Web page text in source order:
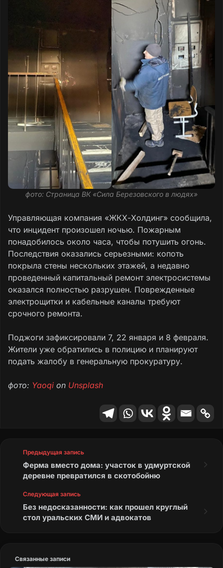
фото: Страница ВК «Сила Березовского в людях»
Управляющая компания «ЖКХ-Холдинг» сообщила,
что инцидент произошел ночью. Пожарным
понадобилось около часа, чтобы потушить огонь.
Последствия оказались серьезными: копоть
покрыла стены нескольких этажей, а недавно
проведенный капитальный ремонт электросистемы
оказался полностью разрушен. Поврежденные
электрощитки и кабельные каналы требуют
срочного ремонта.
Поджоги зафиксировали 7, 22 января и 8 февраля.
Жители уже обратились в полицию и планируют
подать жалобу в генеральную прокуратуру.
фото: Yaoqi on Unsplash
Предыдущая запись
Ферма вместо дома: участок в удмуртской
деревне превратился в скотобойню
Следующая запись
Без недосказанности: как прошел круглый
стол уральских СМИ и адвокатов
Связанные записи